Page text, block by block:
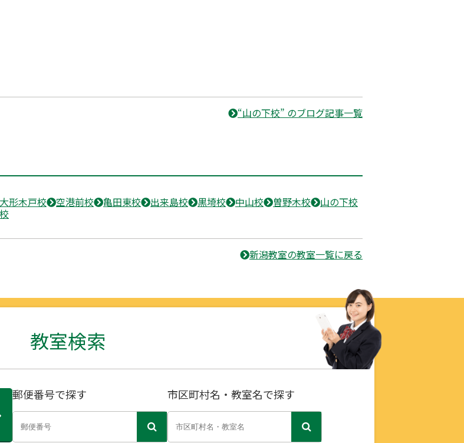
“山の下校” のブログ記事一覧
大形木戸校 空港前校 亀田東校 出来島校 黒埼校 中山校 曽野木校
山の下校
新潟教室の教室一覧に戻る
教室検索
郵便番号で探す 市区町村名・教室名で探す